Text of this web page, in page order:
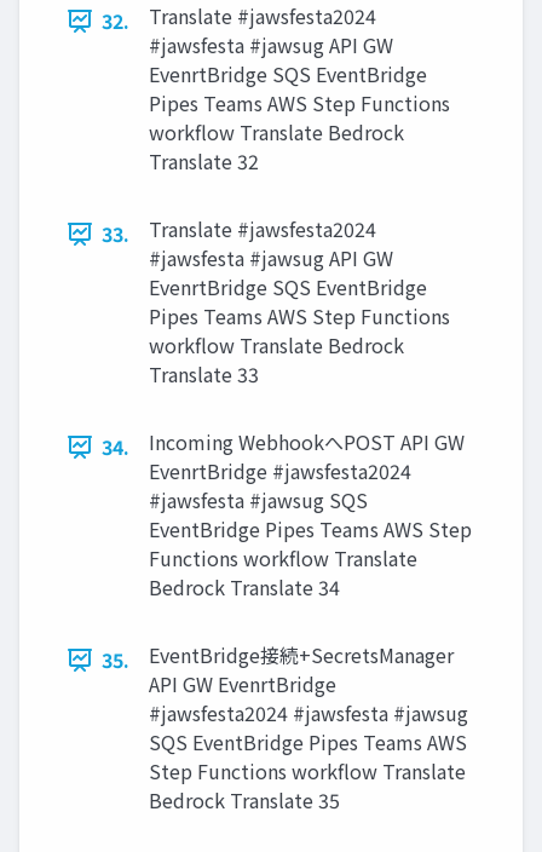
32.
Translate #jawsfesta2024
#jawsfesta #jawsug API GW
EvenrtBridge SQS EventBridge
Pipes Teams AWS Step Functions
workflow Translate Bedrock
Translate 32
33.
Translate #jawsfesta2024
#jawsfesta #jawsug API GW
EvenrtBridge SQS EventBridge
Pipes Teams AWS Step Functions
workflow Translate Bedrock
Translate 33
34.
Incoming WebhookへPOST API GW
EvenrtBridge #jawsfesta2024
#jawsfesta #jawsug SQS
EventBridge Pipes Teams AWS Step
Functions workflow Translate
Bedrock Translate 34
35.
EventBridge接続+SecretsManager
API GW EvenrtBridge
#jawsfesta2024 #jawsfesta #jawsug
SQS EventBridge Pipes Teams AWS
Step Functions workflow Translate
Bedrock Translate 35